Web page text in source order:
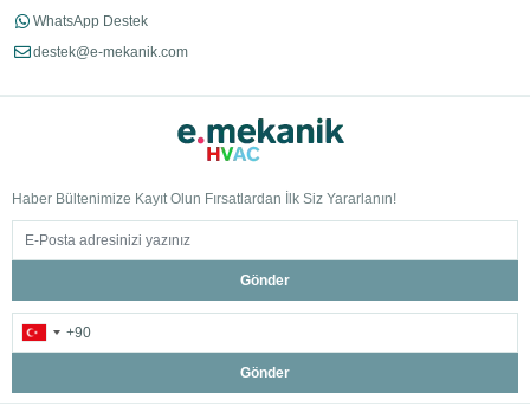
WhatsApp Destek
destek@e-mekanik.com
Haber Bültenimize Kayıt Olun Fırsatlardan İlk Siz Yararlanın!
Gönder
Gönder